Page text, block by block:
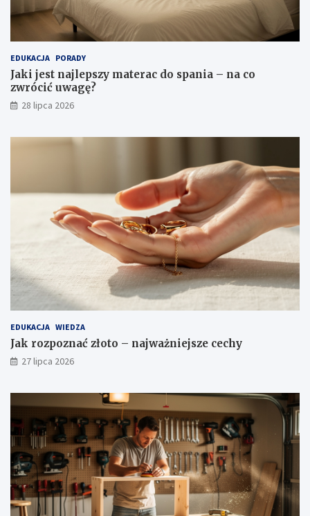
EDUKACJA PORADY
Jaki jest najlepszy materac do spania – na co
zwrócić uwagę?
28 lipca 2026
EDUKACJA WIEDZA
Jak rozpoznać złoto – najważniejsze cechy
27 lipca 2026